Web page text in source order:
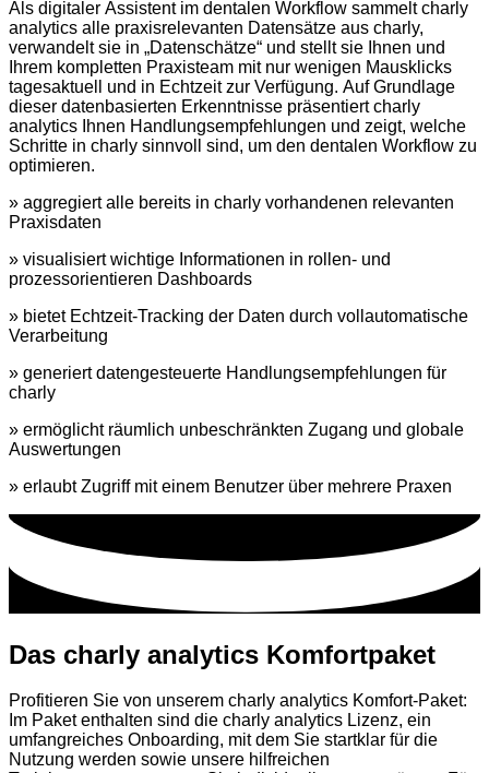
Als digitaler Assistent im dentalen Workflow sammelt charly
analytics alle praxisrelevanten Datensätze aus charly,
verwandelt sie in „Datenschätze“ und stellt sie Ihnen und
Ihrem kompletten Praxisteam mit nur wenigen Mausklicks
tagesaktuell und in Echtzeit zur Verfügung. Auf Grundlage
dieser datenbasierten Erkenntnisse präsentiert charly
analytics Ihnen Handlungsempfehlungen und zeigt, welche
Schritte in charly sinnvoll sind, um den dentalen Workflow zu
optimieren.
» aggregiert alle bereits in charly vorhandenen relevanten
Praxisdaten
» visualisiert wichtige Informationen in rollen- und
prozessorientieren Dashboards
» bietet Echtzeit-Tracking der Daten durch vollautomatische
Verarbeitung
» generiert datengesteuerte Handlungsempfehlungen für
charly
» ermöglicht räumlich unbeschränkten Zugang und globale
Auswertungen
» erlaubt Zugriff mit einem Benutzer über mehrere Praxen
Das charly analytics Komfortpaket
Profitieren Sie von unserem charly analytics Komfort-Paket:
Im Paket enthalten sind die charly analytics Lizenz, ein
umfangreiches Onboarding, mit dem Sie startklar für die
Nutzung werden sowie unsere hilfreichen